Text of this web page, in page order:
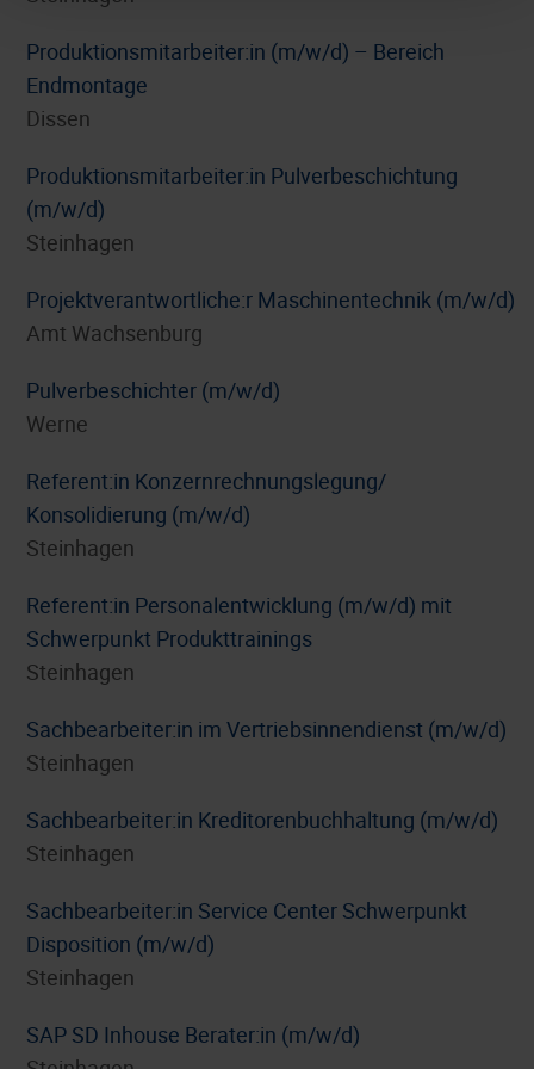
Produktionsmitarbeiter:in (m/w/d) – Bereich
Endmontage
Dissen
Produktionsmitarbeiter:in Pulverbeschichtung
(m/w/d)
Steinhagen
Projektverantwortliche:r Maschinentechnik (m/w/d)
Amt Wachsenburg
Pulverbeschichter (m/w/d)
Werne
Referent:in Konzernrechnungslegung/
Konsolidierung (m/w/d)
Steinhagen
Referent:in Personalentwicklung (m/w/d) mit
Schwerpunkt Produkttrainings
Steinhagen
Sachbearbeiter:in im Vertriebsinnendienst (m/w/d)
Steinhagen
Sachbearbeiter:in Kreditorenbuchhaltung (m/w/d)
Steinhagen
Sachbearbeiter:in Service Center Schwerpunkt
Disposition (m/w/d)
Steinhagen
SAP SD Inhouse Berater:in (m/w/d)